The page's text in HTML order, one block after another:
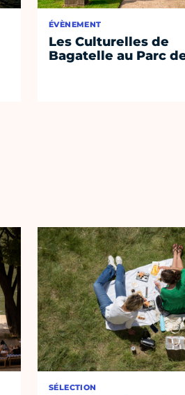
ÉVÈNEMENT
Les Culturelles de
Bagatelle au Parc
SÉLECTION